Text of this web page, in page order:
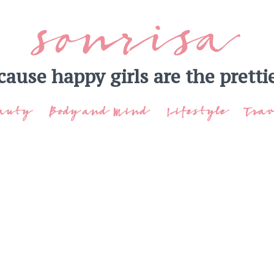
sonrisa
happy girls are the
Body and Mind Lifestyle